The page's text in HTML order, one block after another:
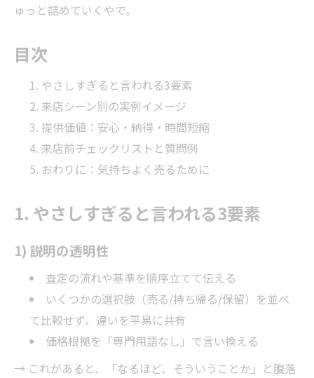
ゅっと詰めていくやで。
目次
やさしすぎると言われる3要素
来店シーン別の実例イメージ
提供価値：安心・納得・時間短縮
来店前チェックリストと質問例
おわりに：気持ちよく売るために
1. やさしすぎると言われる3要素
1) 説明の透明性
査定の流れや基準を順序立てて伝える
いくつかの選択肢（売る/持ち帰る/保留）を並べ
て比較せず、違いを平易に共有
価格根拠を「専門用語なし」で言い換える
→ これがあると、「なるほど、そういうことか」と腹落